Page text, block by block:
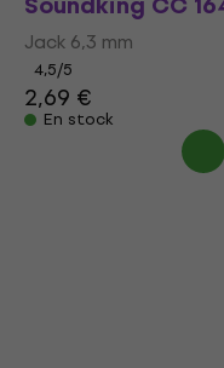
Jack 6,3 mm
4,5/5
2,69 €
En stock